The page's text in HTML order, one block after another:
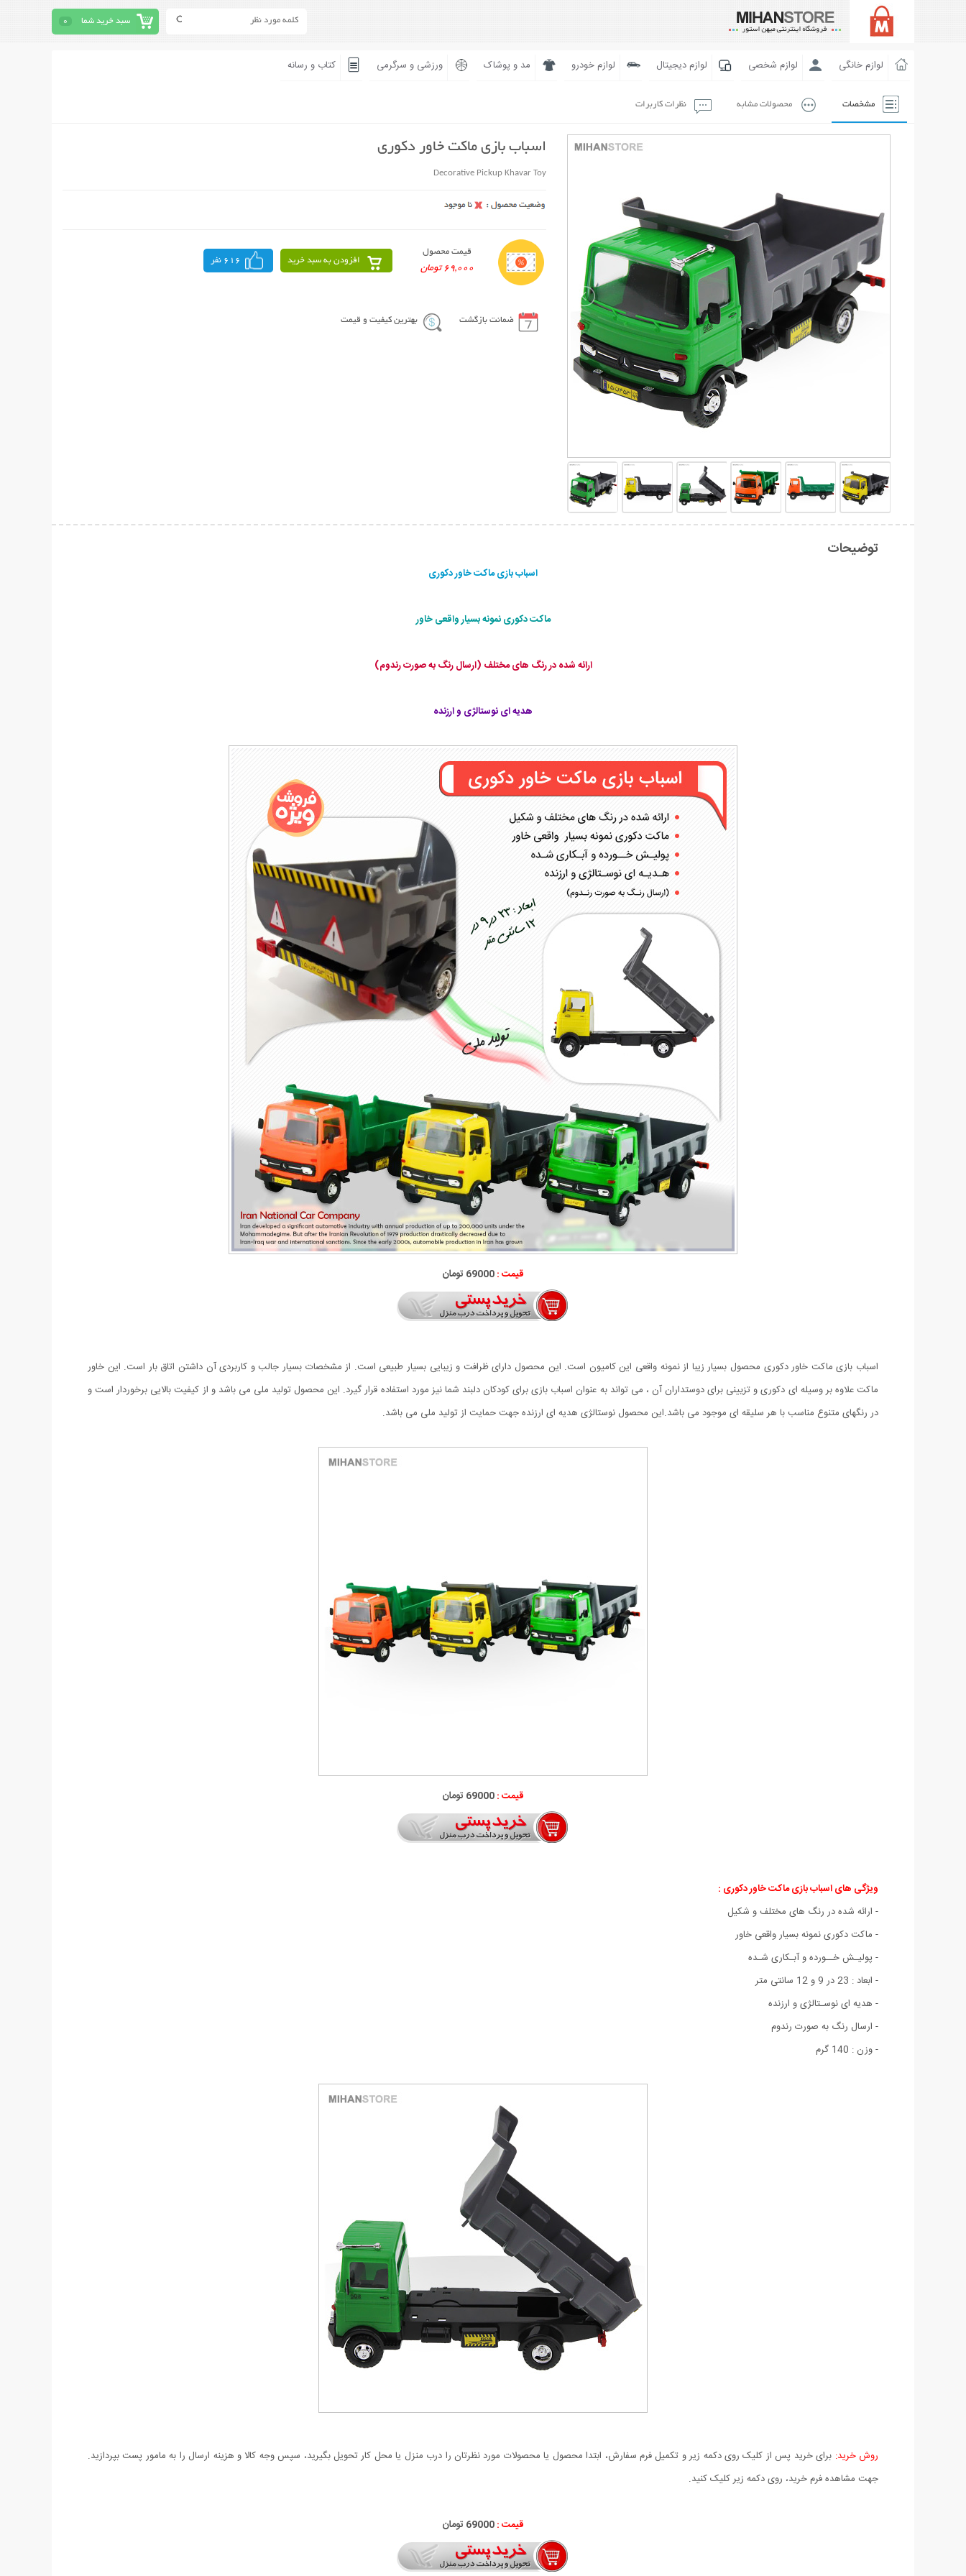
سبد خرید شما 0
لوازم خانگی لوازم شخصی لوازم دیجیتال لوازم خودرو مد و پوشاک ورزشی و سرگرمی کتاب و رسانه
مشخصات محصولات مشابه نظرات کاربرات
اسباب بازی ماکت خاور دکوری
Decorative Pickup Khavar Toy
قیمت محصول
69,000 تومان
افزودن به سبد خرید 616 نفر
ضمانت بازگشت بهترین کیفیت و قیمت
توضیحات
اسباب بازی ماکت خاور دکوری
ماکت دکوری نمونه بسیار واقعی خاور
ارائه شده در رنگ های مختلف (ارسال رنگ به صورت رندوم)
هدیه ای نوستالژی و ارزنده
قیمت :69000 تومان
اسباب بازی ماکت خاور دکوری محصول بسیار زیبا از نمونه واقعی این کامیون است. این محصول دارای ظرافت و زیبایی بسیار طبیعی است. از مشخصات بسیار جالب و کاربردی آن داشتن اتاق بار است. این خاور
ماکت علاوه بر وسیله ای دکوری و تزیینی برای دوستداران آن ، می تواند به عنوان اسباب بازی برای کودکان دلبند شما نیز مورد استفاده قرار گیرد. این محصول تولید ملی می باشد و از کیفیت بالایی برخوردار است و
در رنگهای متنوع مناسب با هر سلیقه ای موجود می باشد.این محصول نوستالژی هدیه ای ارزنده جهت حمایت از تولید ملی می باشد.
قیمت :69000 تومان
ویژگی های اسباب بازی ماکت خاور دکوری :
- ارائه شده در رنگ های مختلف و شکیل
- ماکت دکوری نمونه بسیار واقعی خاور
- پولیـش خــورده و آبـکاری شـده
- ابعاد : 23 در 9 و 12 سانتی متر
- هدیه ای نوسـتالژی و ارزنده
- ارسال رنگ به صورت رندوم
- وزن : 140 گرم
روش خرید: برای خرید پس از کلیک روی دکمه زیر و تکمیل فرم سفارش، ابتدا محصول یا محصولات مورد نظرتان را درب منزل یا محل کار تحویل بگیرید، سپس وجه کالا و هزینه ارسال را به مامور پست بپردازید.
جهت مشاهده فرم خرید، روی دکمه زیر کلیک کنید.
قیمت :69000 تومان